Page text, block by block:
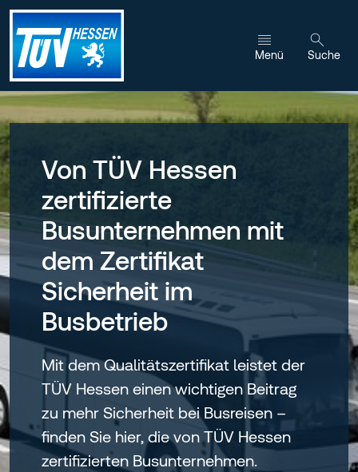
Zum Inhalt wechseln
Menü Suche
Von TÜV Hessen
zertifizierte
Busunternehmen mit
dem Zertifikat
Sicherheit im
Busbetrieb
Mit dem Qualitätszertifikat leistet der
TÜV Hessen einen wichtigen Beitrag
zu mehr Sicherheit bei Busreisen –
finden Sie hier, die von TÜV Hessen
zertifizierten Busunternehmen.